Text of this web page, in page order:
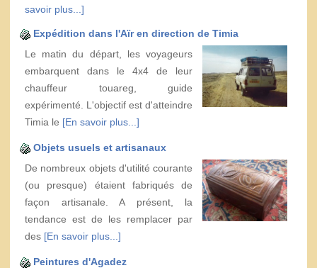
savoir plus...]
Expédition dans l'Aïr en direction de Timia
Le matin du départ, les voyageurs
embarquent dans le 4x4 de leur
chauffeur touareg, guide
expérimenté. L'objectif est d'atteindre
Timia le [En savoir plus...]
Objets usuels et artisanaux
De nombreux objets d'utilité courante
(ou presque) étaient fabriqués de
façon artisanale. A présent, la
tendance est de les remplacer par
des [En savoir plus...]
Peintures d'Agadez